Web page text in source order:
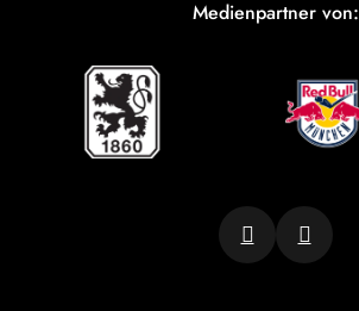
Medienpartner von: